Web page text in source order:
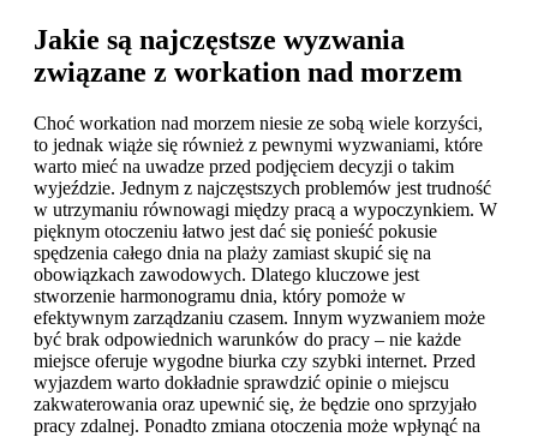
Jakie są najczęstsze wyzwania
związane z workation nad morzem
Choć workation nad morzem niesie ze sobą wiele korzyści,
to jednak wiąże się również z pewnymi wyzwaniami, które
warto mieć na uwadze przed podjęciem decyzji o takim
wyjeździe. Jednym z najczęstszych problemów jest trudność
w utrzymaniu równowagi między pracą a wypoczynkiem. W
pięknym otoczeniu łatwo jest dać się ponieść pokusie
spędzenia całego dnia na plaży zamiast skupić się na
obowiązkach zawodowych. Dlatego kluczowe jest
stworzenie harmonogramu dnia, który pomoże w
efektywnym zarządzaniu czasem. Innym wyzwaniem może
być brak odpowiednich warunków do pracy – nie każde
miejsce oferuje wygodne biurka czy szybki internet. Przed
wyjazdem warto dokładnie sprawdzić opinie o miejscu
zakwaterowania oraz upewnić się, że będzie ono sprzyjało
pracy zdalnej. Ponadto zmiana otoczenia może wpłynąć na